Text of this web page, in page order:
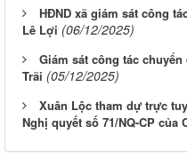
HĐND xã giám sát công
Lê Lợi (06/12/2025)
Giám sát công tác
Trãi (05/12/2025)
Xuân Lộc tham dự trực
Nghị quyết số 71/NQ-CP của